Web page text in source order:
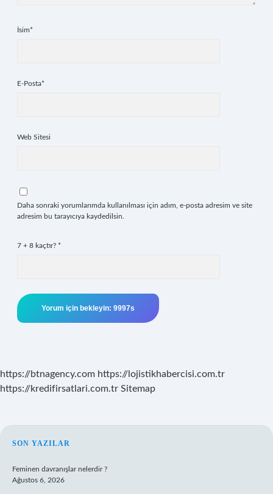
İsim*
E-Posta*
Web Sitesi
Daha sonraki yorumlarımda kullanılması için adım, e-posta adresim ve site
adresim bu tarayıcıya kaydedilsin.
7 + 8 kaçtır? *
https://btnagency.com https://lojistikhabercisi.com.tr
https://kredifirsatlari.com.tr Sitemap
SIDEBAR
SON YAZILAR
Feminen davranışlar nelerdir ?
Ağustos 6, 2026